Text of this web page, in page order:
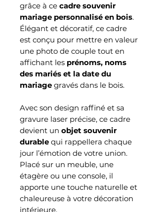
grâce à ce cadre souvenir
mariage personnalisé en bois.
Élégant et décoratif, ce cadre
est conçu pour mettre en valeur
une photo de couple tout en
affichant les prénoms, noms
des mariés et la date du
mariage gravés dans le bois.
Avec son design raffiné et sa
gravure laser précise, ce cadre
devient un objet souvenir
durable qui rappellera chaque
jour l’émotion de votre union.
Placé sur un meuble, une
étagère ou une console, il
apporte une touche naturelle et
chaleureuse à votre décoration
intérieure.